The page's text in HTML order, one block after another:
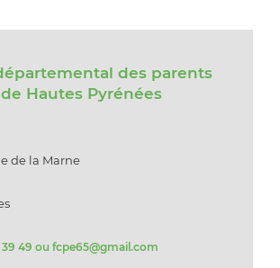
des parents
Hautes Pyrénées
de la Marne
39 49 ou fcpe65@gmail.com